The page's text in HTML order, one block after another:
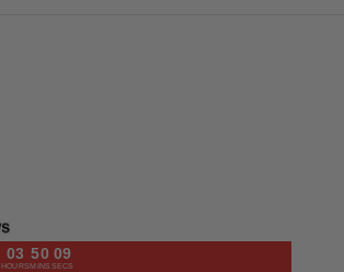
03
HOURS
50
MINS
08
SECS